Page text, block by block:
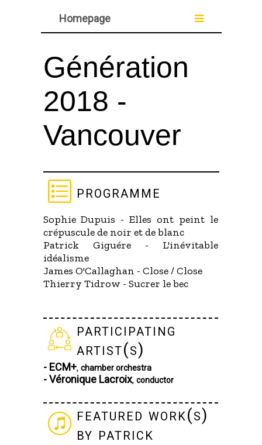
Homepage
Génération
2018 -
Vancouver
programme
Sophie Dupuis - Elles ont peint le
crépuscule de noir et de blanc
Patrick Giguére - L'inévitable
idéalisme
James O'Callaghan - Close / Close
Thierry Tidrow - Sucrer le bec
participating
artist(s)
- ECM+, chamber orchestra
- Véronique Lacroix, conductor
featured work(s)
by patrick